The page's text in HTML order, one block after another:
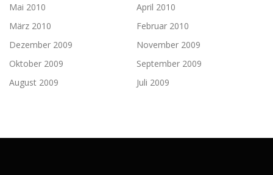
Mai 2010
April 2010
März 2010
Februar 2010
Dezember 2009
November 2009
Oktober 2009
September 2009
August 2009
Juli 2009